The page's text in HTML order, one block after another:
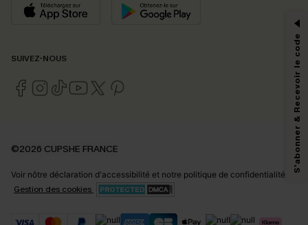
SUIVEZ-NOUS
©2026 CUPSHE FRANCE
Voir nôtre déclaration d'accessibilité et notre politique de confidentialité.
Gestion des cookies
-15% dès 2 Achetés par E-mail
En soumettant votre adresse e-mail, vous acceptez de recevoir des e-mails
marketing (y compris du contenu généré par l'IA) de Cupshe et
personnaliser nos contenus et nos offres, et de vous recommander des
Politique de
confidentialité. Vous pouvez vous désabonner à tout moment.
S'abonner & Recevoir le code